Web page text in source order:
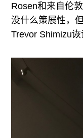
Rosen和来自伦
没什么策展性，
Trevor Shimizu诙